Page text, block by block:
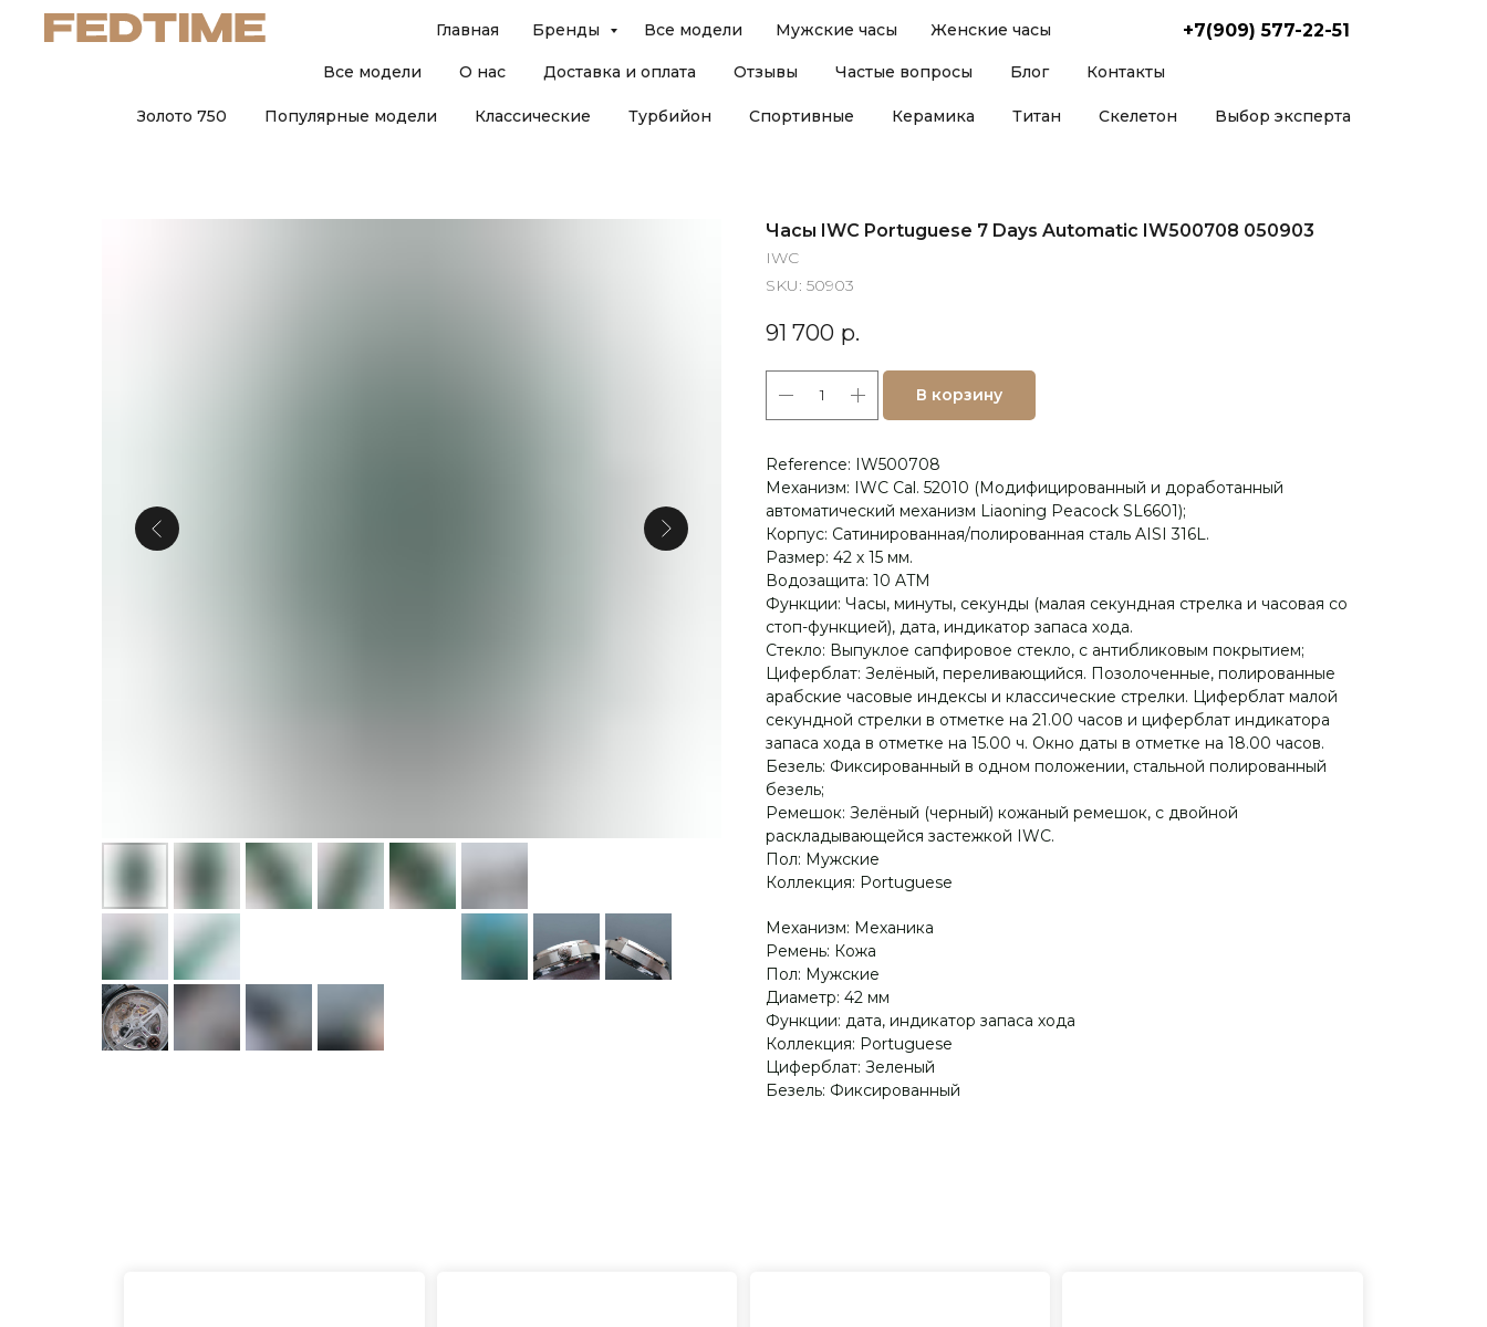
Все модели О нас Доставка и оплата Отзывы Частые вопросы Блог Контакты
Главная Бренды Все модели Мужские часы Женские часы +7(909) 577-22-51
Золото 750 Популярные модели Классические Турбийон Спортивные Керамика Титан Скелетон Выбор эксперта
Часы IWC Portuguese 7 Days Automatic IW500708 050903
IWC
SKU: 50903
91 700 р.
В корзину
Reference: IW500708
Механизм: IWC Cal. 52010 (Модифицированный и доработанный
автоматический механизм Liaoning Peacock SL6601);
Корпус: Сатинированная/полированная сталь AISI 316L.
Размер: 42 х 15 мм.
Водозащита: 10 ATM
Функции: Часы, минуты, секунды (малая секундная стрелка и часовая со
стоп-функцией), дата, индикатор запаса хода.
Стекло: Выпуклое сапфировое стекло, с антибликовым покрытием;
Циферблат: Зелёный, переливающийся. Позолоченные, полированные
арабские часовые индексы и классические стрелки. Циферблат малой
секундной стрелки в отметке на 21.00 часов и циферблат индикатора
запаса хода в отметке на 15.00 ч. Окно даты в отметке на 18.00 часов.
Безель: Фиксированный в одном положении, стальной полированный
безель;
Ремешок: Зелёный (черный) кожаный ремешок, с двойной
раскладывающейся застежкой IWC.
Пол: Мужские
Коллекция: Portuguese
Механизм: Механика
Ремень: Кожа
Пол: Мужские
Диаметр: 42 мм
Функции: дата, индикатор запаса хода
Коллекция: Portuguese
Циферблат: Зеленый
Безель: Фиксированный